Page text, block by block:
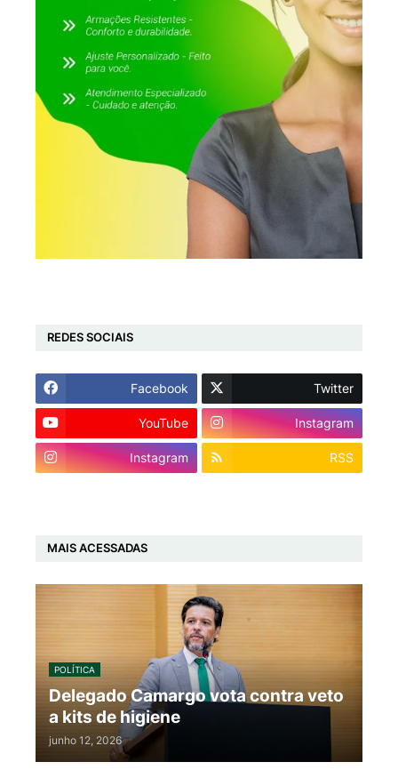
REDES SOCIAIS
Facebook Twitter
YouTube Instagram
Instagram RSS
MAIS ACESSADAS
POLÍTICA
Delegado Camargo vota contra veto
a kits de higiene
junho 12, 2026